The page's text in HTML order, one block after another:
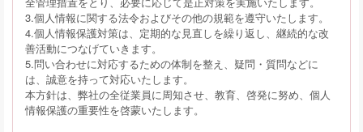
3.個人情報に関する法令およびその他の規範を遵守いたします。
4.個人情報保護対策は、定期的な見直しを繰り返し、継続的な改
善活動につなげていきます。
5.問い合わせに対応するための体制を整え、疑問・質問などに
は、誠意を持って対応いたします。
本方針は、弊社の全従業員に周知させ、教育、啓発に努め、個人
情報保護の重要性を啓蒙いたします。